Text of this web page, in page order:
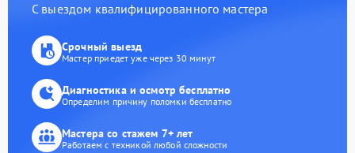
С выездом квалифицированного мастера
Срочный выезд
Мастер приедет уже через 30 минут
Диагностика и осмотр бесплатно
Определим причину поломки бесплатно
Мастера со стажем 7+ лет
Работаем с техникой любой сложности